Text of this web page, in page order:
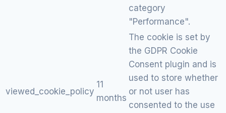
category
"Performance".
viewed_cookie_policy
11
months
The cookie is set by
the GDPR Cookie
Consent plugin and is
used to store whether
or not user has
consented to the use